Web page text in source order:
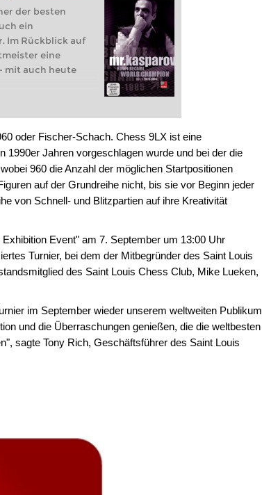
der besten
ein
Im Rückblick auf
eine
mit auch heute
oder Fischer-Schach. Chess 9LX ist eine
1990er Jahren vorgeschlagen wurde und bei der die
960 die Anzahl der möglichen Startpositionen
auf der Grundreihe nicht, bis sie vor Beginn jeder
von Schnell- und Blitzpartien auf ihre Kreativität
Event" am 7. September um 13:00 Uhr
Turnier, bei dem der Mitbegründer des Saint Louis
des Saint Louis Chess Club, Mike Lueken,
im September wieder unserem weltweiten Publikum
und die Überraschungen genießen, die die weltbesten
sagte Tony Rich, Geschäftsführer des Saint Louis